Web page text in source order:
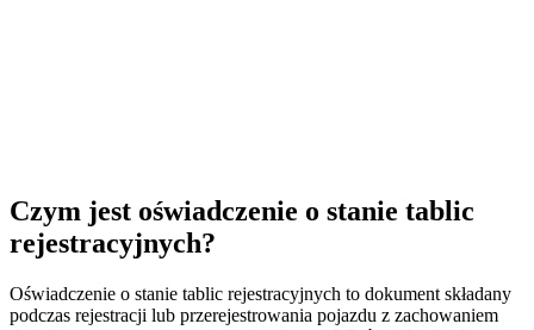
Czym jest oświadczenie o stanie tablic
rejestracyjnych?
Oświadczenie o stanie tablic rejestracyjnych to dokument składany
podczas rejestracji lub przerejestrowania pojazdu z zachowaniem